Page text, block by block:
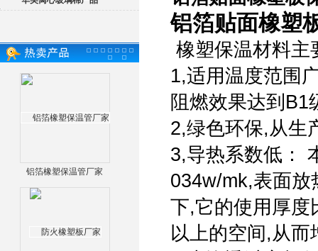
铝箔橡塑保温管厂家
铝箔贴面橡塑
橡塑保温材料主
1,适用温度范围
阻燃效果达到B1
2,绿色环保,从生
3,导热系数低：
034w/mk,表面
下,它的使用厚度
以上的空间,从而